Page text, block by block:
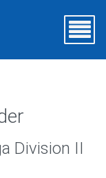
Division II